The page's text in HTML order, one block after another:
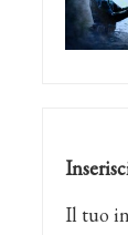
Il tuo